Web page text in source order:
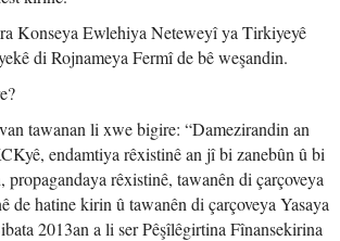
Konseya Ewlehiya Neteweyî ya Tirkiyeyê
di Rojnameya Fermî de bê weşandin.
tawanan li xwe bigire: “Damezirandin an
endamtiya rêxistinê an jî bi zanebûn û bi
rêxistinê, tawanên di çarçoveya
de hatine kirin û tawanên di çarçoveya Yasaya
2013an a li ser Pêşîlêgirtina Fînansekirina